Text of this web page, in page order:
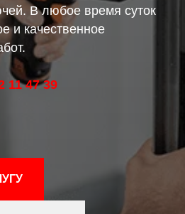
В любое время суток
и качественное
11 47 39